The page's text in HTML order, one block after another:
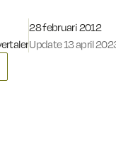
Gepubliceerd op:
28 februari 2012
Update 13 april